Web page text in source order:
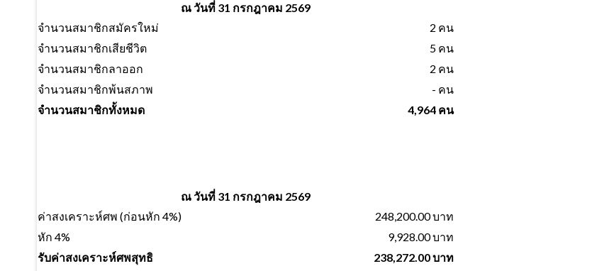
ณ วันที่ 31 กรกฎาคม 2569
จำนวนสมาชิกสมัครใหม่
2 คน
จำนวนสมาชิกเสียชีวิต
5 คน
จำนวนสมาชิกลาออก
2 คน
จำนวนสมาชิกพ้นสภาพ
- คน
จำนวนสมาชิกทั้งหมด
4,964 คน
ณ วันที่ 31 กรกฎาคม 2569
ค่าสงเคราะห์ศพ (ก่อนหัก 4%)
248,200.00 บาท
หัก 4%
9,928.00 บาท
รับค่าสงเคราะห์ศพสุทธิ
238,272.00 บาท